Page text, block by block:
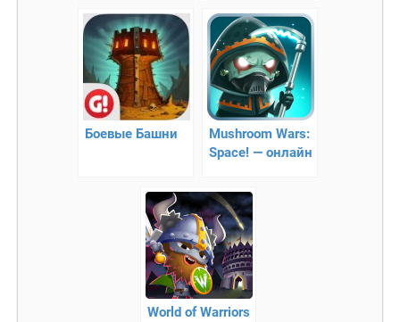
надежную
оборону и
уничтожь врага!
Android
Боевые Башни
Mushroom Wars:
Space! — онлайн
World of Warriors